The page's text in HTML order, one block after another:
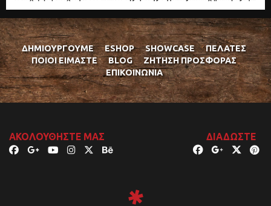
ΔΗΜΙΟΥΡΓΟΎΜΕ ESHOP SHOWCASE
ΠΕΛΆΤΕΣ
ΠΟΙΟΊ ΕΊΜΑΣΤΕ
BLOG
ΖΉΤΗΣΗ ΠΡΟΣΦΟΡΆΣ
ΕΠΙΚΟΙΝΩΝΊΑ
ΑΚΟΛΟΥΘΉΣΤΕ ΜΑΣ ΔΙΑΔΏΣΤΕ